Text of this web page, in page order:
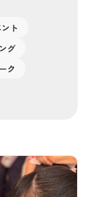
ト
グ
ク